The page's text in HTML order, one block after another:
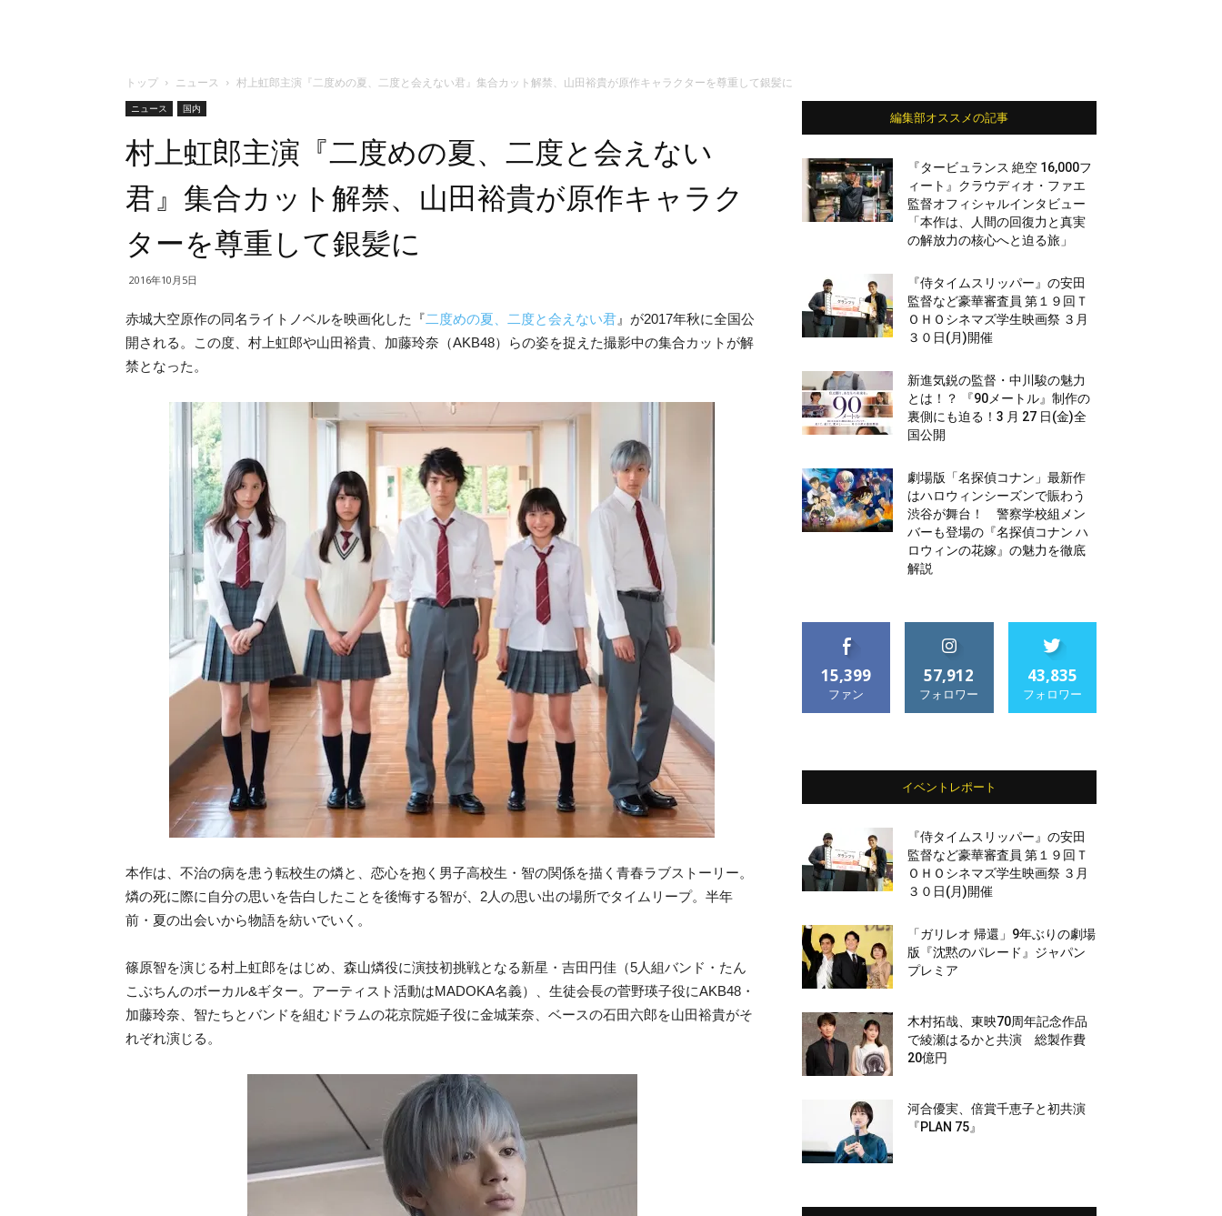
トップ ニュース 村上虹郎主演『二度めの夏、二度と会えない君』集合カット解禁、山田裕貴が原作キャラクターを尊重して銀髪に
ニュース 国内
村上虹郎主演『二度めの夏、二度と会えない
君』集合カット解禁、山田裕貴が原作キャラク
ターを尊重して銀髪に
2016年10月5日
赤城大空原作の同名ライトノベルを映画化した『二度めの夏、二度と会えない君 』が2017年秋に全国公
開される。この度、村上虹郎や山田裕貴、加藤玲奈（AKB48）らの姿を捉えた撮影中の集合カットが解
禁となった。
本作は、不治の病を患う転校生の燐と、恋心を抱く男子高校生・智の関係を描く青春ラブストーリー。
燐の死に際に自分の思いを告白したことを後悔する智が、2人の思い出の場所でタイムリープ。半年
前・夏の出会いから物語を紡いでいく。
篠原智を演じる村上虹郎をはじめ、森山燐役に演技初挑戦となる新星・吉田円佳（5人組バンド・たん
こぶちんのボーカル&ギター。アーティスト活動はMADOKA名義）、生徒会長の菅野瑛子役にAKB48・
加藤玲奈、智たちとバンドを組むドラムの花京院姫子役に金城茉奈、ベースの石田六郎を山田裕貴がそ
れぞれ演じる。
編集部オススメの記事
『タービュランス 絶空 16,000フ
ィート』クラウディオ・ファエ
監督オフィシャルインタビュー
「本作は、人間の回復力と真実
の解放力の核心へと迫る旅」
『侍タイムスリッパー』の安田
監督など豪華審査員 第１９回Ｔ
ＯＨＯシネマズ学生映画祭 ３月
３０日(月)開催
新進気鋭の監督・中川駿の魅力
とは！？ 『90メートル』制作の
裏側にも迫る！3 月 27 日(金)全
国公開
劇場版「名探偵コナン」最新作
はハロウィンシーズンで賑わう
渋谷が舞台！ 警察学校組メン
バーも登場の『名探偵コナン ハ
ロウィンの花嫁』の魅力を徹底
解説
15,399
ファン
57,912
フォロワー
43,835
フォロワー
イベントレポート
『侍タイムスリッパー』の安田
監督など豪華審査員 第１９回Ｔ
ＯＨＯシネマズ学生映画祭 ３月
３０日(月)開催
「ガリレオ 帰還」9年ぶりの劇場
版『沈黙のパレード』ジャパン
プレミア
木村拓哉、東映70周年記念作品
で綾瀬はるかと共演 総製作費
20億円
河合優実、倍賞千恵子と初共演
『PLAN 75』